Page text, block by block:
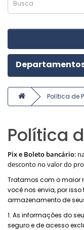
Política de
Política
Pix e Boleto bancário:
desconto no valor do
Tratamos com o maior
você nos envia, por
armazenamento de
1. As informações do
seguro e de acesso